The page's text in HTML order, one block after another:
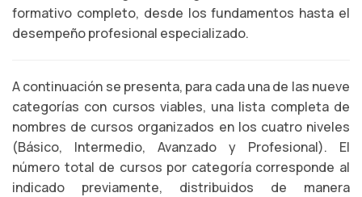
formativo completo, desde los fundamentos hasta el
desempeño profesional especializado.
A continuación se presenta, para cada una de las nueve
categorías con cursos viables, una lista completa de
nombres de cursos organizados en los cuatro niveles
(Básico, Intermedio, Avanzado y Profesional). El
número total de cursos por categoría corresponde al
indicado previamente, distribuidos de manera